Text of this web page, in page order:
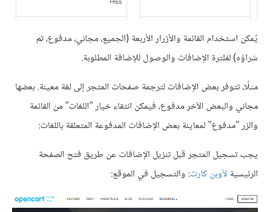
يُمكن استخدام القائمة والأزرار الأربعة (الجميع، مجاني، مدفوع، تم
شراؤه) لفلترة الإضافات والوصول للإضافة المطلوبة.
مثلًا، تتوفر بعض الإضافات لترجمة صفحات المتجر إلى لغة معينة. بعضها
مجاني والبعض الآخر مدفوع، فيمكن انتقاء خيار "اللغات" من القائمة
والزر "مدفوع" لمعاينة بعض الإضافات المدفوعة المتعلقة باللغات:
يجب تسجيل المتجر قبل تنزيل الإضافات عن طريق فتح الصفحة
الرئيسيةلأوبن كارت: والتسجيل في الموقع: